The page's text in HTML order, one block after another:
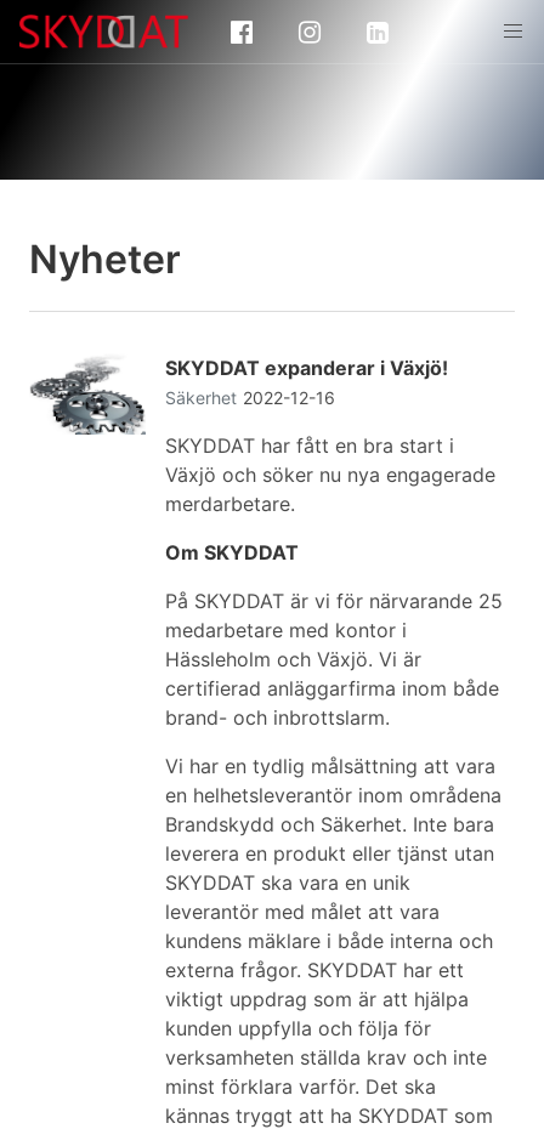
Nyheter
SKYDDAT expanderar i Växjö!
Säkerhet 2022-12-16
SKYDDAT har fått en bra start i
Växjö och söker nu nya engagerade
merdarbetare.
Om SKYDDAT
På SKYDDAT är vi för närvarande 25
medarbetare med kontor i
Hässleholm och Växjö. Vi är
certifierad anläggarfirma inom både
brand- och inbrottslarm.
Vi har en tydlig målsättning att vara
en helhetsleverantör inom områdena
Brandskydd och Säkerhet. Inte bara
leverera en produkt eller tjänst utan
SKYDDAT ska vara en unik
leverantör med målet att vara
kundens mäklare i både interna och
externa frågor. SKYDDAT har ett
viktigt uppdrag som är att hjälpa
kunden uppfylla och följa för
verksamheten ställda krav och inte
minst förklara varför. Det ska
kännas tryggt att ha SKYDDAT som